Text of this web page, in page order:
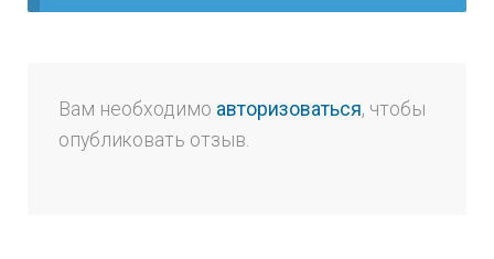
Вам необходимо авторизоваться, чтобы
опубликовать отзыв.